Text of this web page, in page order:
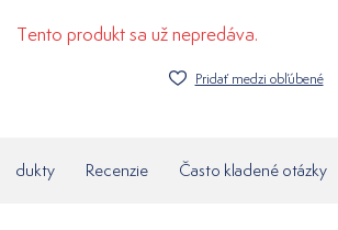
Tento produkt sa už nepredáva.
Pridať medzi obľúbené
Recenzie Často kladené otázky